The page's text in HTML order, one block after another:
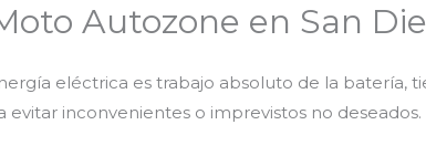
Autozone en San
eléctrica es trabajo absoluto de la
inconvenientes o imprevistos no deseados.